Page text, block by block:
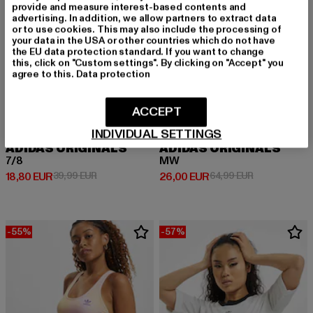
ADIDAS ORIGINALS
7/8
18,80 EUR
Derzeitiger Preis: 18,80 EUR
39,99 EURAktionspreis: 39,99 EUR
ADIDAS ORIGINALS
MW
26,00 EUR
Derzeitiger Preis: 26,00 EUR
64,99 EURAktionspreis:
-55% -57%
provide and measure interest-based contents and
advertising. In addition, we allow partners to extract data
or to use cookies. This may also include the processing of
your data in the USA or other countries which do not have
the EU data protection standard. If you want to change
this, click on "Custom settings". By clicking on "Accept" you
agree to this. Data protection
INDIVIDUAL SETTINGS
ACCEPT